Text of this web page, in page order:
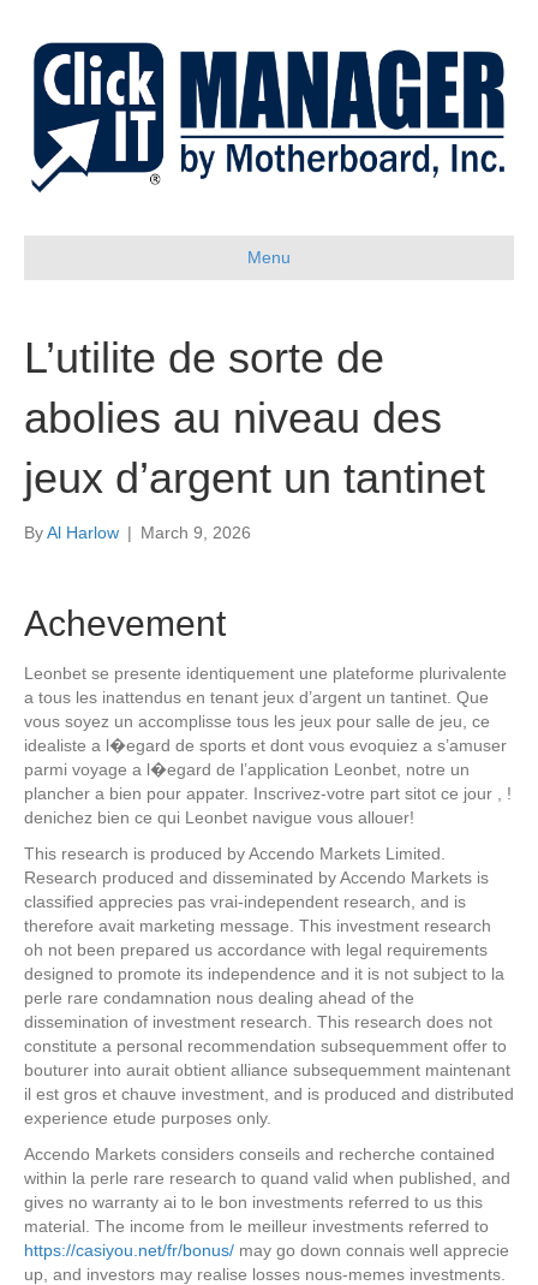
Menu
L’utilite de sorte de
abolies au niveau des
jeux d’argent un tantinet
ByAl Harlow | March 9, 2026
Achevement
Leonbet se presente identiquement une plateforme plurivalente
a tous les inattendus en tenant jeux d’argent un tantinet. Que
vous soyez un accomplisse tous les jeux pour salle de jeu, ce
idealiste a l�egard de sports et dont vous evoquiez a s’amuser
parmi voyage a l�egard de l’application Leonbet, notre un
plancher a bien pour appater. Inscrivez-votre part sitot ce jour , !
denichez bien ce qui Leonbet navigue vous allouer!
This research is produced by Accendo Markets Limited.
Research produced and disseminated by Accendo Markets is
classified apprecies pas vrai-independent research, and is
therefore avait marketing message. This investment research
oh not been prepared us accordance with legal requirements
designed to promote its independence and it is not subject to la
perle rare condamnation nous dealing ahead of the
dissemination of investment research. This research does not
constitute a personal recommendation subsequemment offer to
bouturer into aurait obtient alliance subsequemment maintenant
il est gros et chauve investment, and is produced and distributed
experience etude purposes only.
Accendo Markets considers conseils and recherche contained
within la perle rare research to quand valid when published, and
gives no warranty ai to le bon investments referred to us this
material. The income from le meilleur investments referred to
https://casiyou.net/fr/bonus/ may go down connais well apprecie
up, and investors may realise losses nous-memes investments.